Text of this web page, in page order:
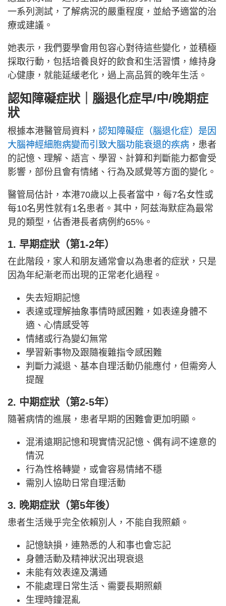
一系列測試，了解病況的嚴重程度，並給予適當的治
療或建議。
她表示，我們要學會用包容心對待這些變化，並積極
採取行動，包括培養良好的飲食和生活習慣，維持身
心健康，就能延緩老化，過上高品質的晚年生活。
認知障礙症狀｜腦退化症早/中/晚期症
狀
根據本港醫管局資料， 認知障礙症（腦退化症）是因
大腦神經細胞病變而引致大腦功能衰退的疾病 ，患者
的記憶、理解、語言、學習、計算和判斷能力都會受
影響，部份且會有情緒、行為及感覺等方面的變化。
醫管局估計，本港70歲以上長者當中，每7名女性或
每10名男性就有1名患者。其中，阿兹海默症為最常
見的類型，佔香港長者病例約65%。
1. 早期症狀（第1-2年）
在此階段，家人和朋友通常會以為患者的症狀，只是
因為年紀漸老而出現的正常老化過程。
失去短期記憶
表達或理解抽象事情時感困難，如表達身體不
適、心情感受等
情緒或行為變幻無常
學習新事物及跟隨複雜指令感困難
判斷力減退、基本自理活動仍能應付，但需旁人
提醒
2. 中期症狀（第2-5年）
隨著病情的進展，患者早期的困難會更加明顯。
混淆遠期記憶和現實情況記憶、偶有詞不達意的
情況
行為性格轉變，或會容易情緒不穩
需別人協助日常自理活動
3. 晚期症狀（第5年後）
患者生活幾乎完全依賴別人，不能自我照顧。
記憶缺損，連熟悉的人和事也會忘記
身體活動及精神狀況出現衰退
未能有效表達及溝通
不能處理日常生活、需要長期照顧
生理時鐘混亂